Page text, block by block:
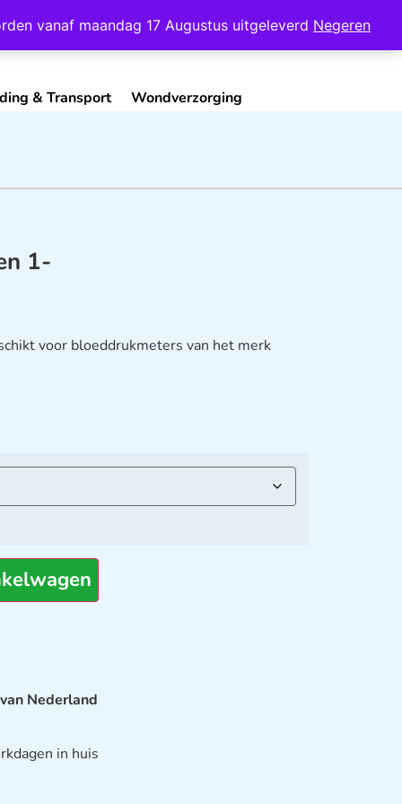
vanaf maandag 17 Augustus uitgeleverd Negeren
Account Contact
& Transport Wondverzorging
1-
voor bloeddrukmeters van het merk
Nederland
in huis